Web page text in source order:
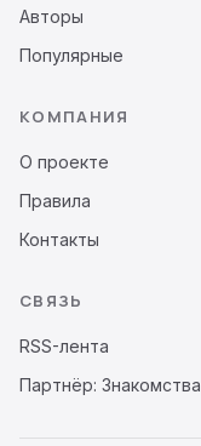
Авторы
Популярные
КОМПАНИЯ
О проекте
Правила
Контакты
СВЯЗЬ
RSS-лента
Партнёр: Знакомства